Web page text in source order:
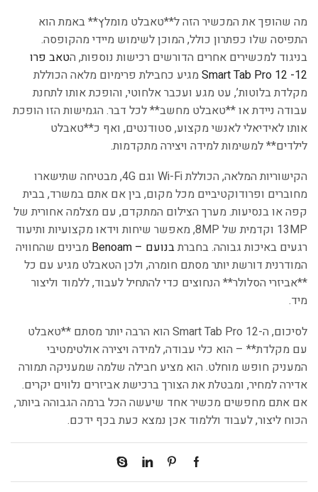
מה שהופך את המכשיר הזה ל**טאבלט מומלץ** באמת הוא
התפיסה שלו כפתרון כולל, המוכן לשימוש מיידי מהקופסה.
בניגוד למכשירים אחרים הדורשים רכישות נוספות, הטאב פרו
12- Smart Tab Pro 12
מגיע כחבילת פרימיום מלאה הכוללת
מקלדת בלוטות’, עט מגע ועכבר אלחוטי, והופכת אותו לתחנת
עבודה ניידת או **טאבלט מחשב** לכל דבר. הגמישות הזו הופכת
אותו לאידיאלי לאנשי מקצוע, סטודנטים, ואף כ**טאבלט
לילדים** למשימות למידה ויצירה מתקדמות.
הקישוריות המלאה, הכוללת Wi-Fi וגם 4G, מבטיחה שתישארו
מחוברים ופרודוקטיביים מכל מקום, בין אם אתם במשרד, בבית
קפה או בנסיעות. מערך הצילום המתקדם, עם מצלמה אחורית של
13MP וקדמית של 8MP, מאפשר שיחות וידאו מקצועיות ותיעוד
רגעים באיכות גבוהה. בחברתבנועם – Benoam
מבינים שהחוויה
המודרנית דורשת יותר מסתם חומרה, ולכן הטאבלט מגיע עם כל
**אביזרי הסלולר** הנחוצים כדי להתחיל לעבוד, ללמוד וליצור
מיד.
לסיכום, ה-Smart Tab Pro 12 הוא הרבה יותר מסתם **טאבלט
עם מקלדת** – הוא כלי עבודה, למידה ויצירה אולטימטיבי
המעניק חופש מוחלט. הוא מציע חבילה שלמה שמעניקה תמורה
אדירה למחיר, ומבטלת את הצורך ברכישת אביזרים נלווים יקרים.
אם אתם מחפשים מכשיר אחד שיעשה הכל ברמה הגבוהה ביותר,
הכוח ליצור, לעבוד וללמוד אכן נמצא כעת בכף ידכם.